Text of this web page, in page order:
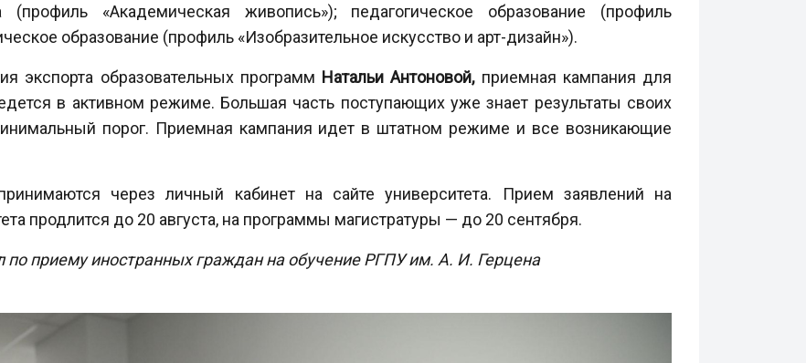
«Академическая живопись»); педагогическое образование (профиль
образование (профиль «Изобразительное искусство и арт-дизайн»).
экспорта образовательных программ Натальи Антоновой, приемная кампания для
в активном режиме. Большая часть поступающих уже знает результаты своих
порог. Приемная кампания идет в штатном режиме и все возникающие
через личный кабинет на сайте университета. Прием заявлений на
продлится до 20 августа, на программы магистратуры — до 20 сентября.
по приему иностранных граждан на обучение РГПУ им. А. И. Герцена